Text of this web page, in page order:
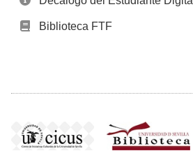
Biblioteca FTF